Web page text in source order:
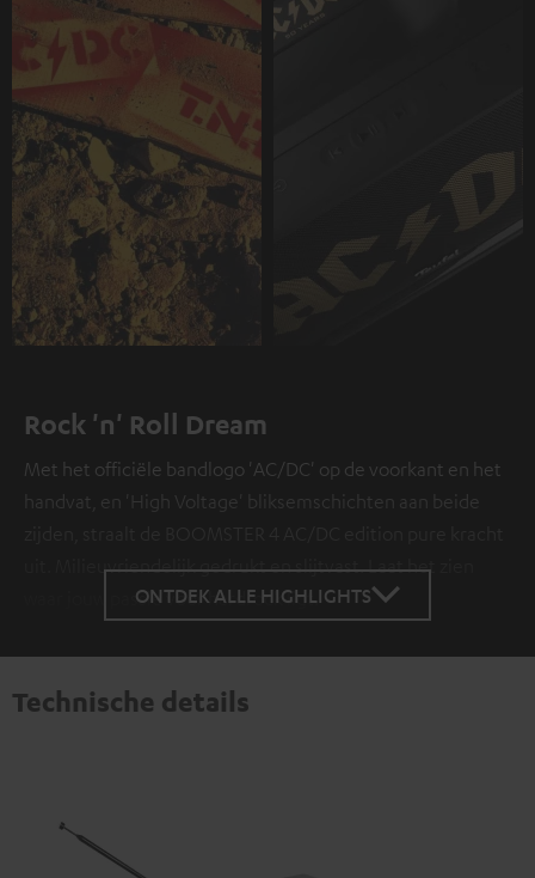
Rock 'n' Roll Dream
Met het officiële bandlogo 'AC/DC' op de voorkant en het
handvat, en 'High Voltage' bliksemschichten aan beide
uit. Milieuvriendelijk gedrukt en slijtvast. Laat het zien
waar jouw passie voor hardrock ligt.
ONTDEK ALLE HIGHLIGHTS
Technische details